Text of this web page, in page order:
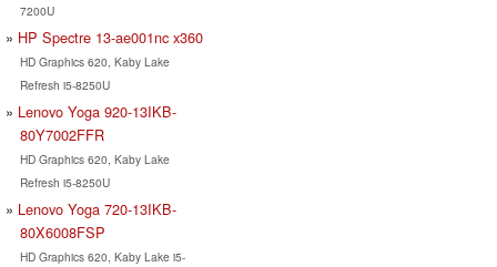
7200U
HP Spectre 13-ae001nc x360
HD Graphics 620, Kaby Lake
Refresh i5-8250U
Lenovo Yoga 920-13IKB-
80Y7002FFR
HD Graphics 620, Kaby Lake
Refresh i5-8250U
Lenovo Yoga 720-13IKB-
80X6008FSP
HD Graphics 620, Kaby Lake i5-